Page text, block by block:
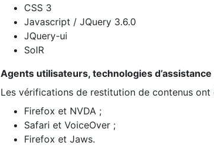
CSS 3
Javascript / JQuery 3.6.0
JQuery-ui
SolR
Agents utilisateurs, technologies
Les vérifications de restitution de contenus
Firefox et NVDA ;
Safari et VoiceOver ;
Firefox et Jaws.